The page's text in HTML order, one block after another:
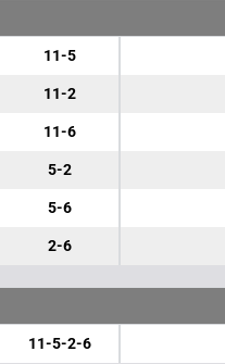
11-5
11-2
11-6
5-2
5-6
2-6
11-5-2-6